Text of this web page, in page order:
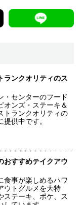
ランクオリティのス
・センターのフード
オンズ・ステーキ＆
トランクオリティの
供中です。
おすすめテイクアウ
食事が楽しめるハワ
ウトグルメを大特
ステーキ、ポケ、ス